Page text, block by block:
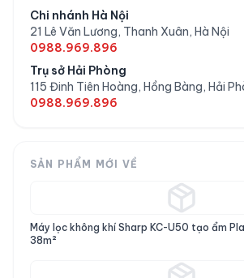
Bếp từ Hitachi HT-N8STWF dùng
200V(nội địa Nhật), khác với
đơn pha 220V riêng cho bếp và
áp hoặc bộ chuyển đổi phù hợp
Câu hỏi thường gặp
Bếp Hitachi HT-N8STWF có
nồi thường không?
Chi nhánh Hà Nội
21 Lê Văn Lương, Thanh Xuân, Hà Nội
0988.969.896
Trụ sở Hải Phòng
115 Đinh Tiên Hoàng, Hồng Bàng, Hải
0988.969.896
SẢN PHẨM MỚI VỀ
Máy lọc không khí Sharp KC-U50 tạo ẩm
38m²